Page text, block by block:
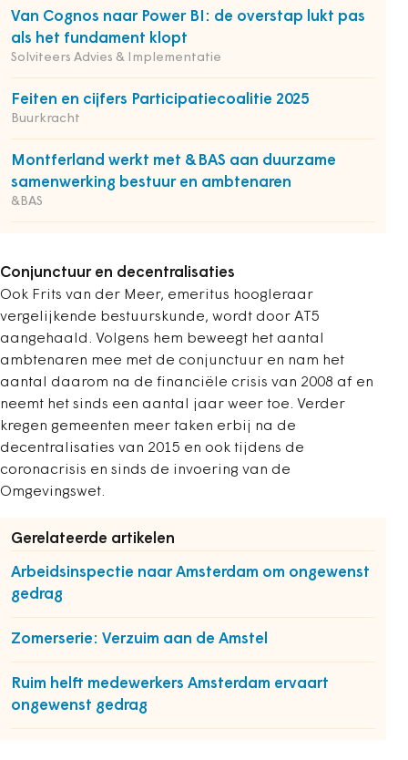
Van Cognos naar Power BI: de overstap lukt pas
als het fundament klopt
Solviteers Advies & Implementatie
Feiten en cijfers Participatiecoalitie 2025
Buurkracht
Montferland werkt met &BAS aan duurzame
samenwerking bestuur en ambtenaren
&BAS
Conjunctuur en decentralisaties
Ook Frits van der Meer, emeritus hoogleraar
vergelijkende bestuurskunde, wordt door AT5
aangehaald. Volgens hem beweegt het aantal
ambtenaren mee met de conjunctuur en nam het
aantal daarom na de financiële crisis van 2008 af en
neemt het sinds een aantal jaar weer toe. Verder
kregen gemeenten meer taken erbij na de
decentralisaties van 2015 en ook tijdens de
coronacrisis en sinds de invoering van de
Omgevingswet.
Gerelateerde artikelen
Arbeidsinspectie naar Amsterdam om ongewenst
gedrag
Zomerserie: Verzuim aan de Amstel
Ruim helft medewerkers Amsterdam ervaart
ongewenst gedrag